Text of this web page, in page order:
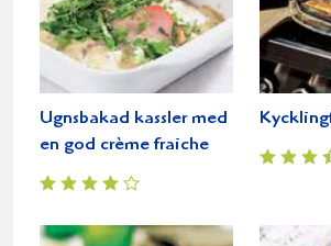
Ugnsbakad kassler med
en god crème fraiche